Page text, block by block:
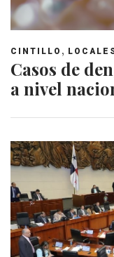
CINTILLO ,
Casos de
a nivel